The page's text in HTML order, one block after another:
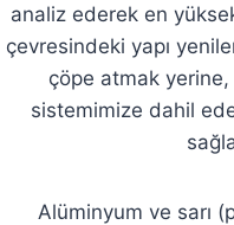
analiz ederek en
çevresindeki yapı
çöpe atmak
sistemimize dahil
Alüminyum ve sarı